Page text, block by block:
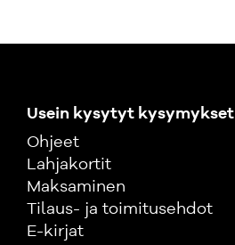
Usein kysytyt kysymykset
Ohjeet
Lahjakortit
Maksaminen
Tilaus- ja toimitusehdot
E-kirjat